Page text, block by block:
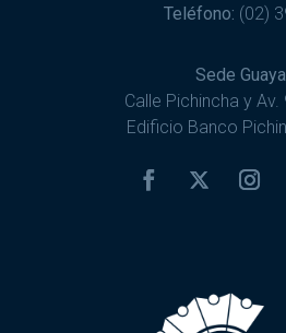
Teléfono: (02)
Sede
Calle Pichincha y
Edificio Banco